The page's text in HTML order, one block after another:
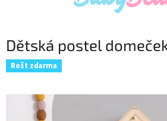
Dětská postel
Rošt zdarma